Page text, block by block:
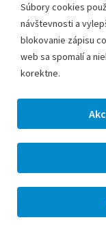
Súbory cookies
návštevnosti a
blokovanie zápisu
web sa spomalí a
korektne.
Časopis
Úradné hodiny